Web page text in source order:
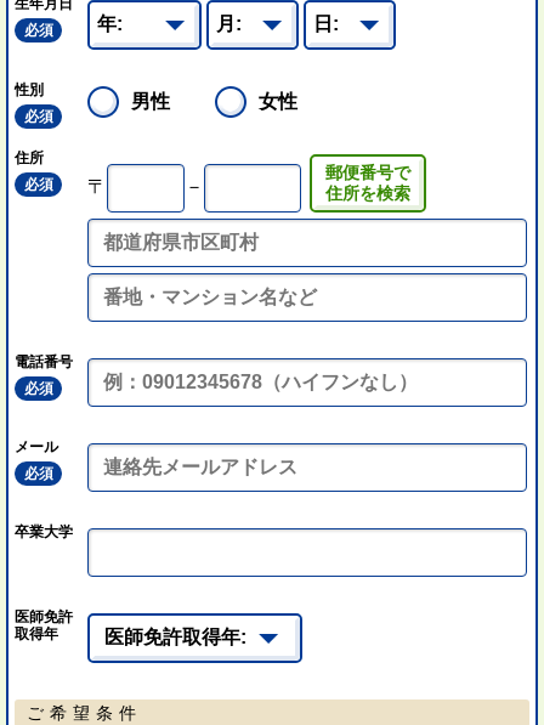
生年月日
必須
性別
必須
男性 女性
住所
必須
〒 －
郵便番号で
住所を検索
電話番号
必須
メール
必須
卒業大学
医師免許
取得年
ご希望条件